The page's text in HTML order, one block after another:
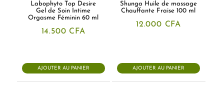
Labophyto Top Desire
Gel de Soin Intime
Orgasme Féminin 60 ml
14.500 CFA
AJOUTER AU PANIER
Shunga Huile de massage
Chauffante Fraise 100 ml
12.000 CFA
AJOUTER AU PANIER